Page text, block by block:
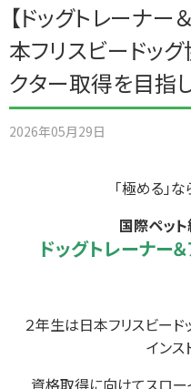
【ドッグトレーナー
本フリスビードッ
クター取得を目指し
2026年05月29日
「極める」
国際ペッ
ドッグトレーナー
２年生は日本フリスビー
インス
資格取得に向けてスロー